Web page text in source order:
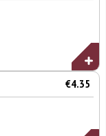
€4.35